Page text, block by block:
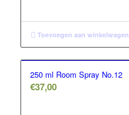
Toevoegen aan winkelwagen
250 ml Room Spray No.12
€37,00